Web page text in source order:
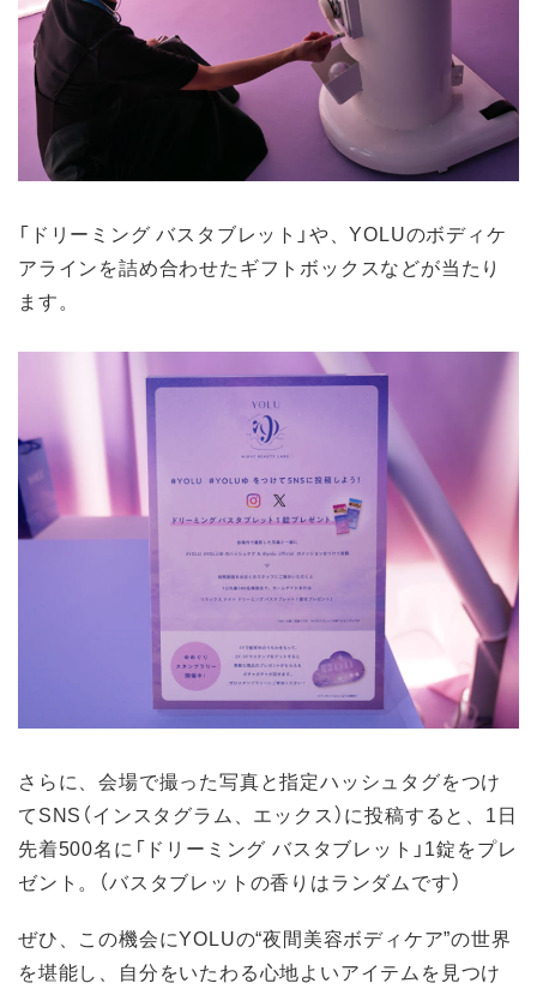
「ドリーミング バスタブレット」や、YOLUのボディケ
アラインを詰め合わせたギフトボックスなどが当たり
ます。
さらに、会場で撮った写真と指定ハッシュタグをつけ
てSNS（インスタグラム、エックス）に投稿すると、1日
先着500名に「ドリーミング バスタブレット」1錠をプレ
ゼント。（バスタブレットの香りはランダムです）
ぜひ、この機会にYOLUの“夜間美容ボディケア”の世界
を堪能し、自分をいたわる心地よいアイテムを見つけ